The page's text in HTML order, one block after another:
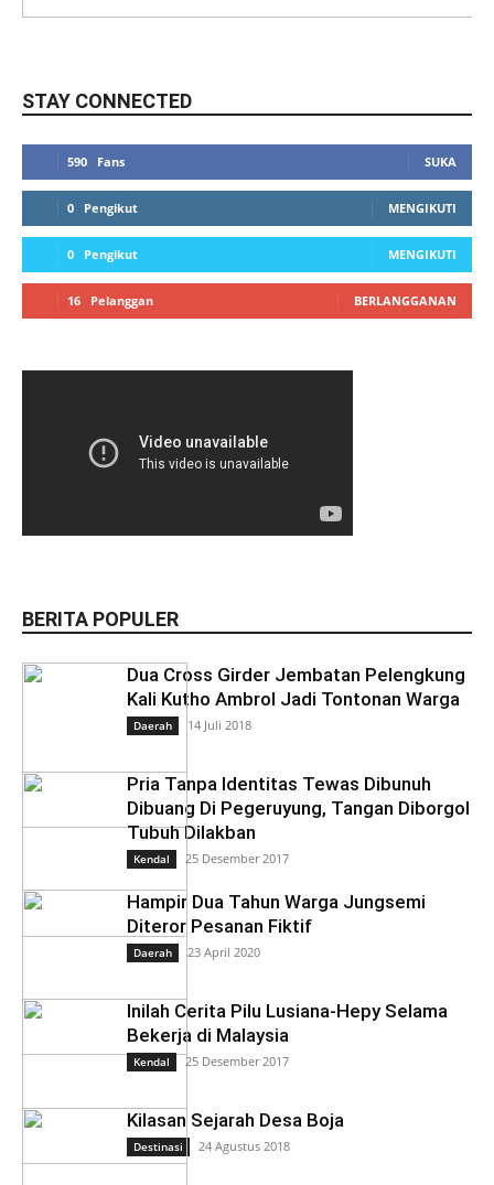
STAY CONNECTED
590 Fans SUKA
0 Pengikut MENGIKUTI
0 Pengikut MENGIKUTI
16 Pelanggan BERLANGGANAN
BERITA POPULER
Dua Cross Girder Jembatan Pelengkung
Kali Kutho Ambrol Jadi Tontonan Warga
Daerah 14 Juli 2018
Pria Tanpa Identitas Tewas Dibunuh
Dibuang Di Pegeruyung, Tangan Diborgol
Tubuh Dilakban
Kendal 25 Desember 2017
Hampir Dua Tahun Warga Jungsemi
Diteror Pesanan Fiktif
Daerah 23 April 2020
Inilah Cerita Pilu Lusiana-Hepy Selama
Bekerja di Malaysia
Kendal 25 Desember 2017
Kilasan Sejarah Desa Boja
Destinasi 24 Agustus 2018